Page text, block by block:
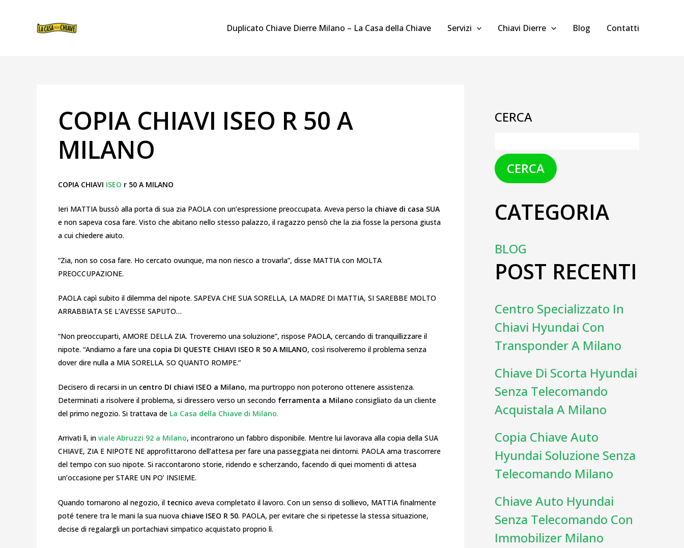
CONTENUTO
Duplicato Chiave Dierre Milano – La Casa della Chiave Servizi Chiavi Dierre Blog Contatti
COPIA CHIAVI ISEO R 50 A
MILANO
COPIA CHIAVI ISEO r 50 A MILANO
Ieri MATTIA bussò alla porta di sua zia PAOLA con un’espressione preoccupata. Aveva perso la chiave di casa SUA
e non sapeva cosa fare. Visto che abitano nello stesso palazzo, il ragazzo pensò che la zia fosse la persona giusta
a cui chiedere aiuto.
“Zia, non so cosa fare. Ho cercato ovunque, ma non riesco a trovarla”, disse MATTIA con MOLTA
PREOCCUPAZIONE.
PAOLA capì subito il dilemma del nipote. SAPEVA CHE SUA SORELLA, LA MADRE DI MATTIA, SI SAREBBE MOLTO
ARRABBIATA SE L’AVESSE SAPUTO…
“Non preoccuparti, AMORE DELLA ZIA. Troveremo una soluzione”, rispose PAOLA, cercando di tranquillizzare il
nipote. “Andiamo a fare una copia DI QUESTE CHIAVI ISEO R 50 A MILANO, così risolveremo il problema senza
dover dire nulla a MIA SORELLA. SO QUANTO ROMPE.”
Decisero di recarsi in un centro DI chiavi ISEO a Milano, ma purtroppo non poterono ottenere assistenza.
Determinati a risolvere il problema, si diressero verso un secondo ferramenta a Milano consigliato da un cliente
del primo negozio. Si trattava de La Casa della Chiave di Milano.
Arrivati lì, in viale Abruzzi 92 a Milano, incontrarono un fabbro disponibile. Mentre lui lavorava alla copia della SUA
CHIAVE, ZIA E NIPOTE NE approfittarono dell’attesa per fare una passeggiata nei dintorni. PAOLA ama trascorrere
del tempo con suo nipote. Si raccontarono storie, ridendo e scherzando, facendo di quei momenti di attesa
un’occasione per STARE UN PO’ INSIEME.
Quando tornarono al negozio, il tecnico aveva completato il lavoro. Con un senso di sollievo, MATTIA finalmente
poté tenere tra le mani la sua nuova chiave ISEO R 50. PAOLA, per evitare che si ripetesse la stessa situazione,
decise di regalargli un portachiavi simpatico acquistato proprio lì.
CERCA
CERCA
CATEGORIA
BLOG
POST RECENTI
Centro Specializzato In
Chiavi Hyundai Con
Transponder A Milano
Chiave Di Scorta Hyundai
Senza Telecomando
Acquistala A Milano
Copia Chiave Auto
Hyundai Soluzione Senza
Telecomando Milano
Chiave Auto Hyundai
Senza Telecomando Con
Immobilizer Milano